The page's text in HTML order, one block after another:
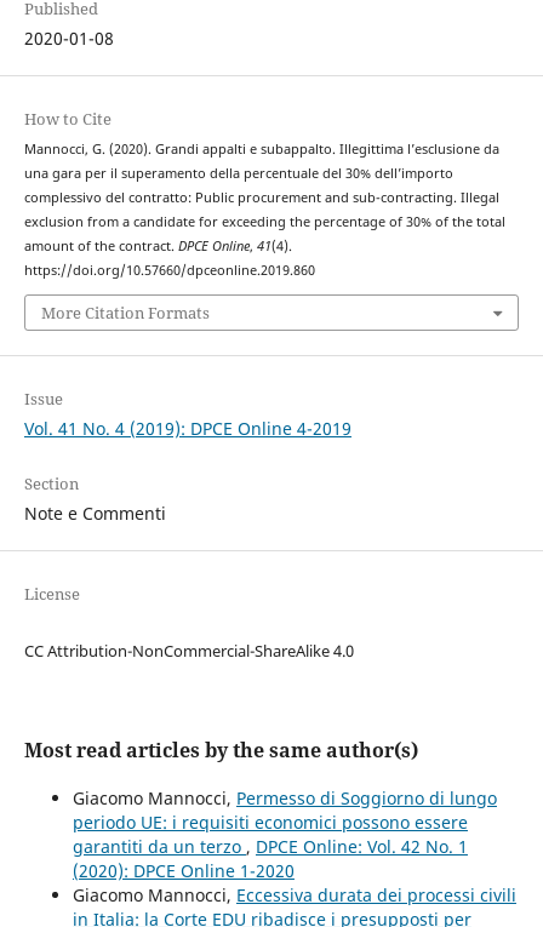
Published
2020-01-08
How to Cite
Mannocci, G. (2020). Grandi appalti e subappalto. Illegittima l’esclusione da
una gara per il superamento della percentuale del 30% dell’importo
complessivo del contratto: Public procurement and sub-contracting. Illegal
exclusion from a candidate for exceeding the percentage of 30% of the total
amount of the contract. DPCE Online, 41(4).
https://doi.org/10.57660/dpceonline.2019.860
More Citation Formats
Issue
Vol. 41 No. 4 (2019): DPCE Online 4-2019
Section
Note e Commenti
License
CC Attribution-NonCommercial-ShareAlike 4.0
Most read articles by the same author(s)
Giacomo Mannocci, Permesso di Soggiorno di lungo
periodo UE: i requisiti economici possono essere
garantiti da un terzo , DPCE Online: Vol. 42 No. 1
(2020): DPCE Online 1-2020
Giacomo Mannocci, Eccessiva durata dei processi civili
in Italia: la Corte EDU ribadisce i presupposti per